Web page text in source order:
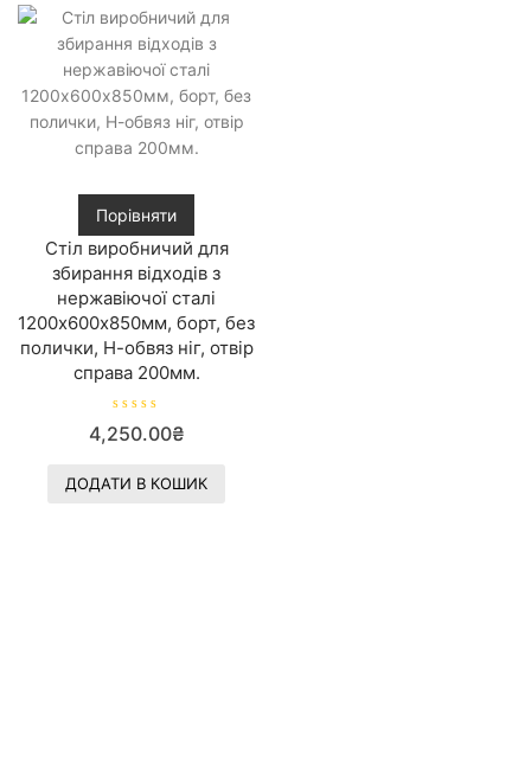
5
Порівняти
Стіл виробничий для
збирання відходів з
нержавіючої сталі
1200х600х850мм, борт, без
полички, Н-обвяз ніг, отвір
справа 200мм.
О
ц
е
4,250.00₴
ДОДАТИ В КОШИК